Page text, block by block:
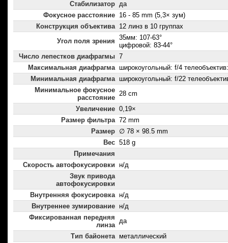
Стабилизатор да
Фокусное расстояние 16 - 85 mm (5,3× зум)
Конструкция объектива 12 линз в 10 группах
Угол поля зрения 35мм: 107-63°
цифровой: 83-44°
Число лепестков диафрагмы 7
Максимальная диафрагма широкоугольный: f/4
Минимальная диафрагма широкоугольный: f/22
Минимальное фокусное
расстояние
28 cm
Увеличение 0,19×
Размер фильтра 72 mm
Размер ∅ 78 × 98.5 mm
Вес 518 g
Примечания
Скорость автофокусировки н/д
Звук привода
автофокусировки
Внутренняя фокусировка н/д
Внутреннее зумирование н/д
Фиксированная передняя
линза
да
Тип байонета металлический